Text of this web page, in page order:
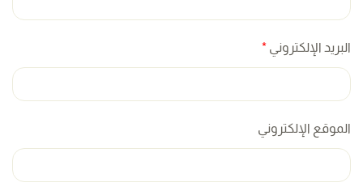
البريد الإلكتروني *
الموقع الإلكتروني